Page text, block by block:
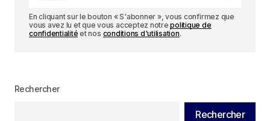
En cliquant sur le bouton « S'abonner », vous confirmez que
vous avez lu et que vous acceptez notrepolitique de
confidentialité et nos conditions d'utilisation.
Rechercher
Rechercher